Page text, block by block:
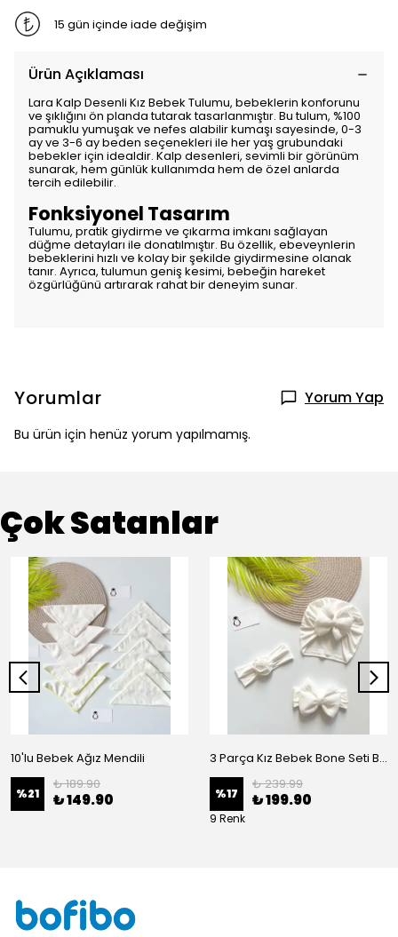
15 gün içinde iade değişim
Ürün Açıklaması
Lara Kalp Desenli Kız Bebek Tulumu, bebeklerin konforunu
ve şıklığını ön planda tutarak tasarlanmıştır. Bu tulum, %100
pamuklu yumuşak ve nefes alabilir kumaşı sayesinde, 0-3
ay ve 3-6 ay beden seçenekleri ile her yaş grubundaki
bebekler için idealdir. Kalp desenleri, sevimli bir görünüm
sunarak, hem günlük kullanımda hem de özel anlarda
tercih edilebilir.
Fonksiyonel Tasarım
Tulumu, pratik giydirme ve çıkarma imkanı sağlayan
düğme detayları ile donatılmıştır. Bu özellik, ebeveynlerin
bebeklerini hızlı ve kolay bir şekilde giydirmesine olanak
tanır. Ayrıca, tulumun geniş kesimi, bebeğin hareket
özgürlüğünü artırarak rahat bir deneyim sunar.
Yorumlar Yorum Yap
Bu ürün için henüz yorum yapılmamış.
Çok Satanlar
10'lu Bebek Ağız Mendili
%21
₺ 189.90
₺ 149.90
3 Parça Kız Bebek Bone Seti BN02 - Beyaz
%17
₺ 239.99
₺ 199.90
9 Renk